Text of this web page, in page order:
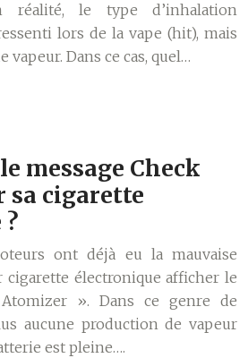
réalité, le type d’inhalation
lors de la vape (hit), mais
vapeur. Dans ce cas, quel…
message Check
sa cigarette
ont déjà eu la mauvaise
électronique afficher le
». Dans ce genre de
aucune production de vapeur
est pleine….